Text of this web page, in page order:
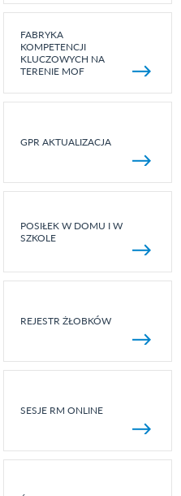
FABRYKA
KOMPETENCJI
KLUCZOWYCH NA
TERENIE MOF
GPR AKTUALIZACJA
POSIŁEK W DOMU I W
SZKOLE
REJESTR ŻŁOBKÓW
SESJE RM ONLINE